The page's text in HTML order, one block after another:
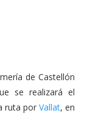
de Castellón
se realizará el
ruta por Vallat, en